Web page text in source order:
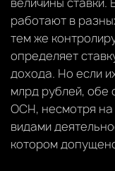
работают в
тем же
определяет
дохода. Но если
млрд рублей, обе
ОСН, несмотря на
видами
котором